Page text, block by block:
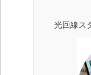
光回線ス